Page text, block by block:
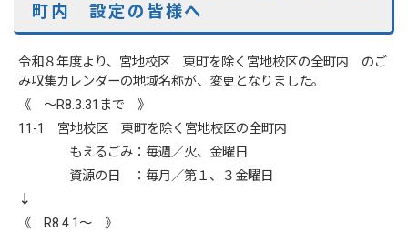
町内 設定の皆様へ
令和８年度より、宮地校区 東町を除く宮地校区の全町内 のご
み収集カレンダーの地域名称が、変更となりました。
《 ～R8.3.31まで 》
11-1 宮地校区 東町を除く宮地校区の全町内
もえるごみ：毎週／火、金曜日
資源の日 ：毎月／第１、３金曜日
↓
《 R8.4.1～ 》